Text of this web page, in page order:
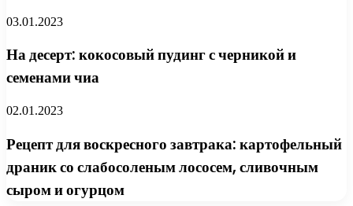
03.01.2023
На десерт: кокосовый пудинг с черникой и
семенами чиа
02.01.2023
Рецепт для воскресного завтрака: картофельный
драник со слабосоленым лососем, сливочным
сыром и огурцом